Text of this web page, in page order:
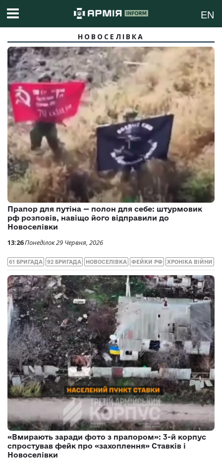
EN
НОВОСЕЛІВКА
Прапор для путіна — полон для себе: штурмовик
рф розповів, навіщо його відправили до
Новоселівки
13:26Понеділок 29 Червня, 2026
61 БРИГАДА 92 БРИГАДА НОВОСЕЛІВКА ФЕЙКИ РФ ХРОНІКА ВІЙНИ
«Вмирають заради фото з прапором»: 3-й корпус
спростував фейк про «захоплення» Ставків і
Новоселівки